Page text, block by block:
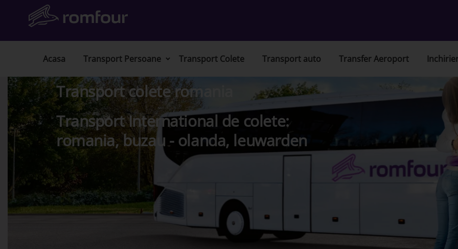
Acasa Transport Persoane Transport Colete Transport auto Transfer Aeroport
Transport colete romania
Transport International de colete:
romania, buzau - olanda, leuwarden